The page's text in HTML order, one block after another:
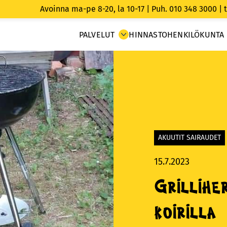
Avoinna ma-pe 8-20, la 10-17 | Puh. 010 348 3000
PALVELUT HINNASTOHENKILÖKUNTA
AKUUTIT SAIRAUDET
15.7.2023
koirilla